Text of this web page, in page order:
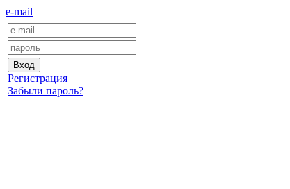
e-mail
Регистрация
Забыли пароль?